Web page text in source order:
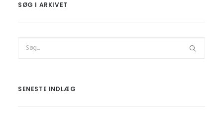
SØG I ARKIVET
SENESTE INDLÆG